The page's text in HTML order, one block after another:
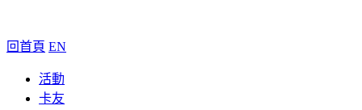
回首頁 EN
活動
卡友